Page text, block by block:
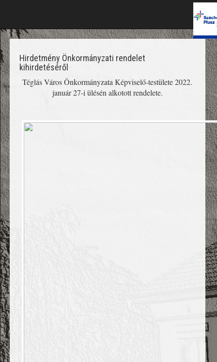
Hirdetmény Önkormányzati rendelet
kihirdetéséről
Téglás Város Önkormányzata Képviselő-testülete 2022.
január 27-i ülésén alkotott rendelete.